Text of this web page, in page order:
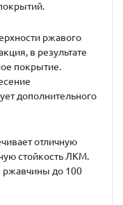
ржавого
в результате
покрытие.
дополнительного
отличную
стойкость ЛКМ.
ржавчины до 100